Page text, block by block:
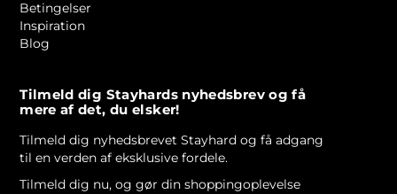
Betingelser
Inspiration
Blog
Tilmeld dig Stayhards nyhedsbrev og få
mere af det, du elsker!
Tilmeld dig nyhedsbrevet Stayhard og få adgang
til en verden af eksklusive fordele.
Tilmeld dig nu, og gør din shoppingoplevelse